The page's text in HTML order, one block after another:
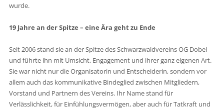
wurde.
19 Jahre an der Spitze – eine Ära geht zu Ende
Seit 2006 stand sie an der Spitze des Schwarzwaldvereins OG Dobel
und führte ihn mit Umsicht, Engagement und ihrer ganz eigenen Art.
Sie war nicht nur die Organisatorin und Entscheiderin, sondern vor
allem auch das kommunikative Bindeglied zwischen Mitgliedern,
Vorstand und Partnern des Vereins. Ihr Name stand für
Verlässlichkeit, für Einfühlungsvermögen, aber auch für Tatkraft und